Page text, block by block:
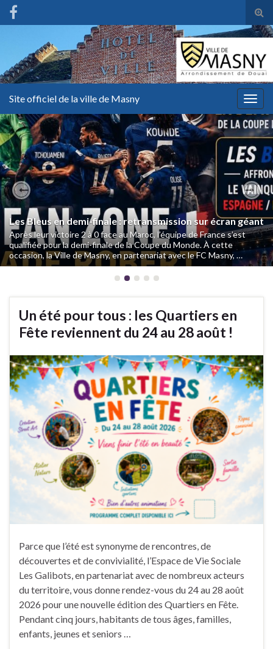
Site officiel de la ville de Masny
Les Bleus en demi-finale : retransmission sur écran géant
Après leur victoire 2 à 0 face au Maroc, l’équipe de France s’est
qualifiée pour la demi-finale de la Coupe du Monde. À cette
occasion, la Ville de Masny, en partenariat avec le FC Masny, …
Previous
Un été pour tous : les Quartiers en
Fête reviennent du 24 au 28 août !
Parce que l’été est synonyme de rencontres, de
découvertes et de convivialité, l’Espace de Vie Sociale
Les Galibots, en partenariat avec de nombreux acteurs
du territoire, vous donne rendez-vous du 24 au 28 août
2026 pour une nouvelle édition des Quartiers en Fête.
Pendant cinq jours, habitants de tous âges, familles,
enfants, jeunes et seniors …